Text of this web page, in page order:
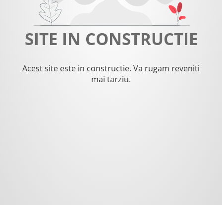
SITE IN CONSTRUCTIE
Acest site este in constructie. Va rugam reveniti
mai tarziu.